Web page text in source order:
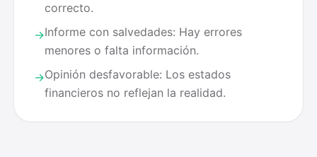
correcto.
→Informe con salvedades: Hay errores
menores o falta información.
→Opinión desfavorable: Los estados
financieros no reflejan la realidad.